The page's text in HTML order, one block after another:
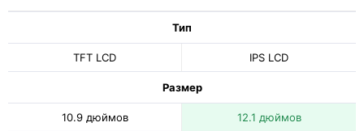
Тип
TFT LCD IPS LCD
Размер
10.9 дюймов 12.1 дюймов